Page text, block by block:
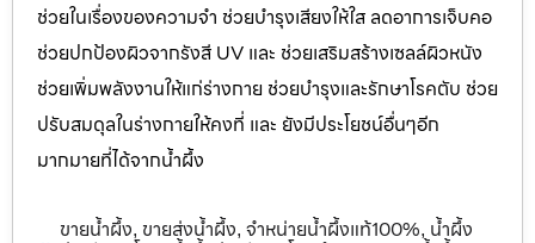
ช่วยในเรื่องของความจำ ช่วยบำรุงเสียงให้ใส ลดอาการเจ็บคอ
ช่วยปกป้องผิวจากรังสี UV และ ช่วยเสริมสร้างเซลล์ผิวหนัง
ช่วยเพิ่มพลังงานให้แก่ร่างกาย ช่วยบำรุงและรักษาโรคตับ ช่วย
ปรับสมดุลในร่างกายให้คงที่ และ ยังมีประโยชน์อื่นๆอีก
มากมายที่ได้จากน้ำผึ้ง
ขายน้ำผึ้ง, ขายส่งน้ำผึ้ง, จำหน่ายน้ำผึ้งแท้100%, น้ำผึ้ง